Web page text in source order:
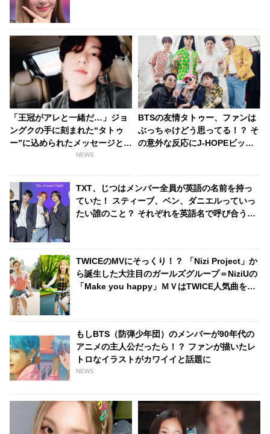
「王冠がアレと一緒だ…」ジョ
ングクの手に刻まれた“タトゥ
ー”に込められたメッセージと
は？ ファンによる見事な推理に
NEWS
BTSの友情タトゥー、ファンは
ぶっちゃけどう思ってる！？ そ
の意外な反応にJ-HOPEビック
るメンバーたちの正直な本音に
期待の声続々
TXT、じつはメンバー全員が英語の名前を持っ
ていた！ スティーブ、ベン、ダニエルっていっ
たい誰のこと？ それぞれを英語名で呼び合うほ
TWICEのMVにそっくり！？ 「Nizi Project」か
ら誕生した大注目のガールズグループ＝NiziUの
「Make you happy」ＭＶはTWICE人気曲を彷
もしBTS（防弾少年団）のメンバーが90年代の
アニメの主人公だったら！？ ファンが描いたレ
トロなイラストがカワイイと話題に
NEWS